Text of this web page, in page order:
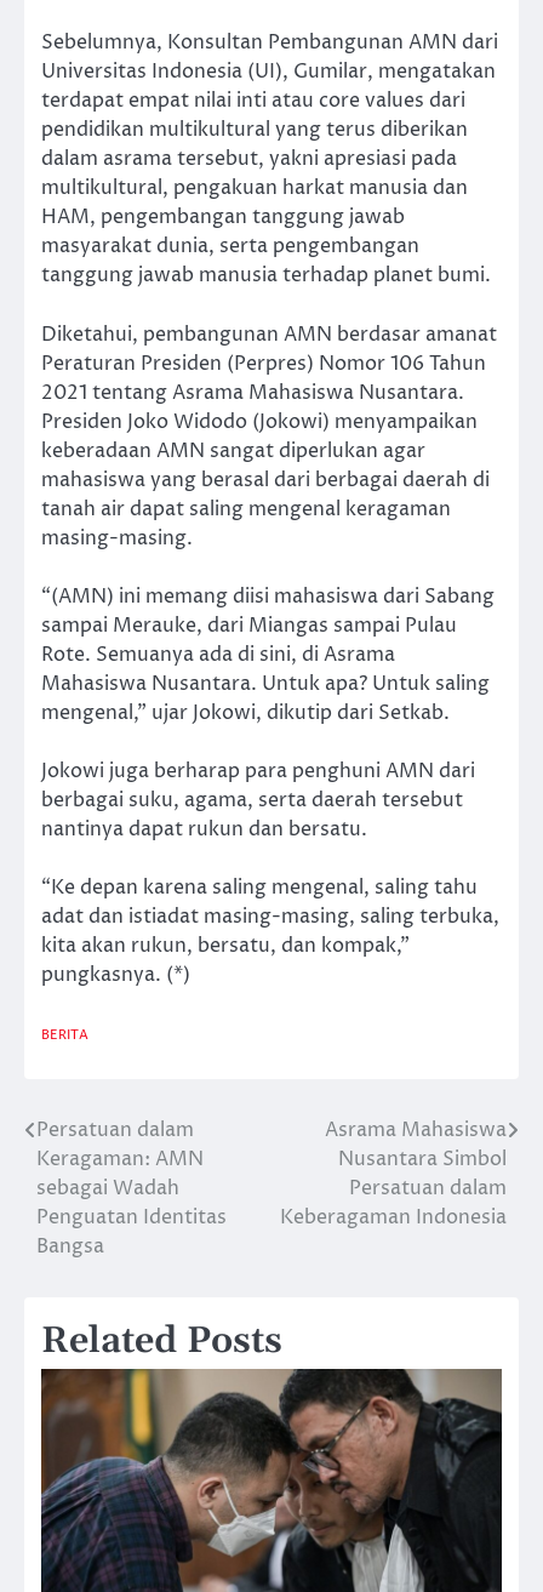
Sebelumnya, Konsultan Pembangunan AMN dari
Universitas Indonesia (UI), Gumilar, mengatakan
terdapat empat nilai inti atau core values dari
pendidikan multikultural yang terus diberikan
dalam asrama tersebut, yakni apresiasi pada
multikultural, pengakuan harkat manusia dan
HAM, pengembangan tanggung jawab
masyarakat dunia, serta pengembangan
tanggung jawab manusia terhadap planet bumi.
Diketahui, pembangunan AMN berdasar amanat
Peraturan Presiden (Perpres) Nomor 106 Tahun
2021 tentang Asrama Mahasiswa Nusantara.
Presiden Joko Widodo (Jokowi) menyampaikan
keberadaan AMN sangat diperlukan agar
mahasiswa yang berasal dari berbagai daerah di
tanah air dapat saling mengenal keragaman
masing-masing.
“(AMN) ini memang diisi mahasiswa dari Sabang
sampai Merauke, dari Miangas sampai Pulau
Rote. Semuanya ada di sini, di Asrama
Mahasiswa Nusantara. Untuk apa? Untuk saling
mengenal,” ujar Jokowi, dikutip dari Setkab.
Jokowi juga berharap para penghuni AMN dari
berbagai suku, agama, serta daerah tersebut
nantinya dapat rukun dan bersatu.
“Ke depan karena saling mengenal, saling tahu
adat dan istiadat masing-masing, saling terbuka,
kita akan rukun, bersatu, dan kompak,”
pungkasnya. (*)
BERITA
Post
navigation
Persatuan dalam
Keragaman: AMN
sebagai Wadah
Penguatan Identitas
Bangsa
Asrama Mahasiswa
Nusantara Simbol
Persatuan dalam
Keberagaman Indonesia
Related Posts